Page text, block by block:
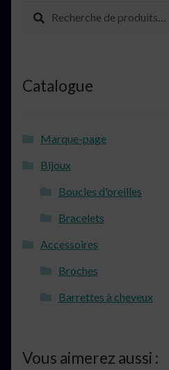
Recherche
pour :
Recherche
Catalogue
Marque-page
Bijoux
Boucles d'oreilles
Bracelets
Accessoires
Broches
Barrettes à cheveux
Vous aimerez aussi :